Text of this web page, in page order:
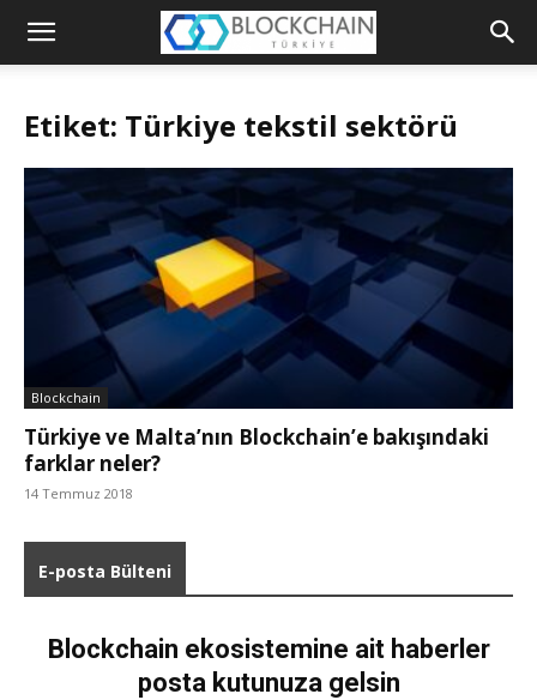
Blockchain
Etiket: Türkiye tekstil sektörü
Blockchain
Türkiye ve Malta’nın Blockchain’e bakışındaki
farklar neler?
14 Temmuz 2018
E-posta Bülteni
Blockchain ekosistemine ait haberler
posta kutunuza gelsin